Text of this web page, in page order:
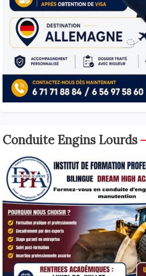
Conduite Engins Lourds